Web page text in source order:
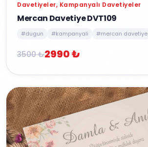
Davetiyeler, Kampanyalı Davetiyeler
Mercan Davetiye DVT109
#dugun #kampanyali #mercan davetiye
3500 ₺2990 ₺